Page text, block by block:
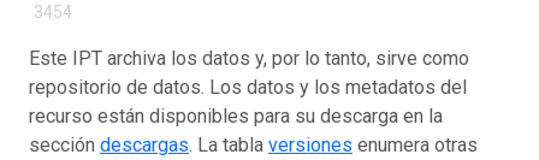
3454
Este IPT archiva los datos y, por lo tanto, sirve como
repositorio de datos. Los datos y los metadatos del
recurso están disponibles para su descarga en la
sección descargas. La tabla versiones enumera otras